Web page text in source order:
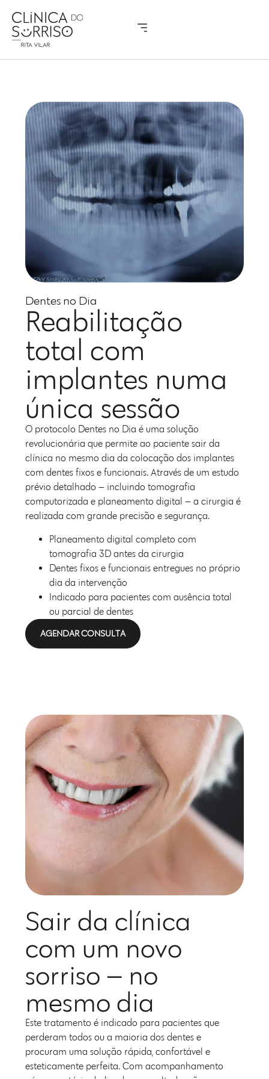
Dentes no Dia
Reabilitação
total com
implantes numa
única sessão
O protocolo Dentes no Dia é uma solução
revolucionária que permite ao paciente sair da
clínica no mesmo dia da colocação dos implantes
com dentes fixos e funcionais. Através de um estudo
prévio detalhado — incluindo tomografia
computorizada e planeamento digital — a cirurgia é
realizada com grande precisão e segurança.
Planeamento digital completo com
tomografia 3D antes da cirurgia
Dentes fixos e funcionais entregues no próprio
dia da intervenção
Indicado para pacientes com ausência total
ou parcial de dentes
AGENDAR CONSULTA
Sair da clínica
com um novo
sorriso — no
mesmo dia
Este tratamento é indicado para pacientes que
perderam todos ou a maioria dos dentes e
procuram uma solução rápida, confortável e
esteticamente perfeita. Com acompanhamento